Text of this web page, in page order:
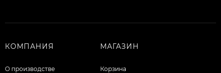
КОМПАНИЯ
О производстве
МАГАЗИН
Корзина